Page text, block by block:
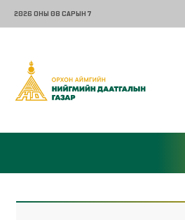
2026 ОНЫ 08 САРЫН 7